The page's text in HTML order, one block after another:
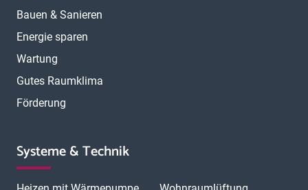
Bauen & Sanieren
Energie sparen
Wartung
Gutes Raumklima
Förderung
Systeme & Technik